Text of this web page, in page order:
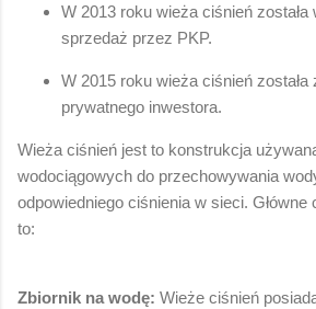
W 2013 roku wieża ciśnień została
sprzedaż przez PKP.
W 2015 roku wieża ciśnień została
prywatnego inwestora.
Wieża ciśnień jest to konstrukcja
wodociągowych do przechowywania
odpowiedniego ciśnienia w sieci.
to:
Zbiornik na wodę: Wieże ciśnień